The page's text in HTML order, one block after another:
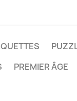
PREMIER ÂGE